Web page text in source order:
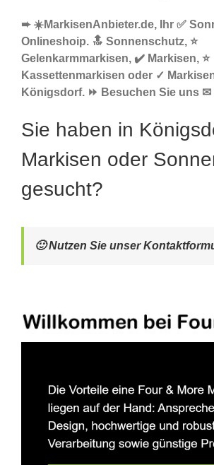
➨ ☀️MarkisenAnbieter.de, Ihr ✅
Onlineshoip. 🔝 Sonnenschutz, ⭐
Gelenkarmmarkisen, ✔️ Markisen, ⭐
Kassettenmarkisen oder ✓
Königsdorf. ⏩ Besuchen Sie uns
Sie haben in
Markisen oder
gesucht?
🙂 Nutzen Sie unser